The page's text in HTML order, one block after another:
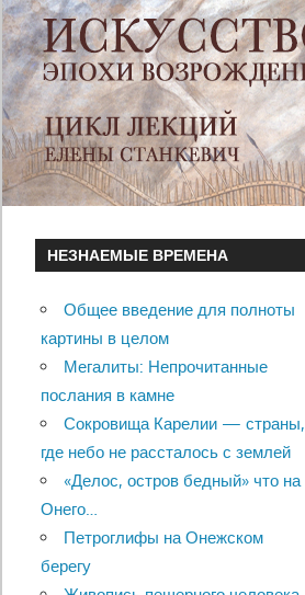
НЕЗНАЕМЫЕ ВРЕМЕНА
Общее введение для полноты
картины в целом
Мегалиты: Непрочитанные
послания в камне
Сокровища Карелии — страны,
где небо не рассталось с землей
«Делос, остров бедный» что на
Онего…
Петроглифы на Онежском
берегу